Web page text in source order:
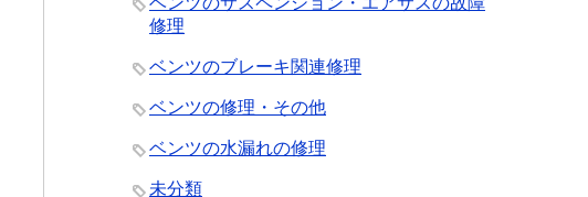
修理
ベンツのブレーキ関連修理
ベンツの修理・その他
ベンツの水漏れの修理
未分類